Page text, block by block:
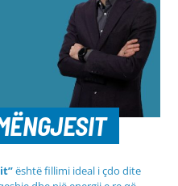
është fillimi ideal i çdo dite